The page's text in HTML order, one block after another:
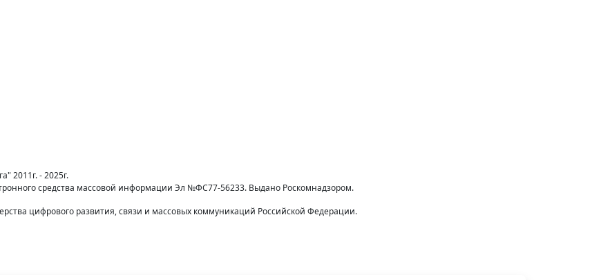
2011г. - 2025г.
средства массовой информации Эл №ФС77-56233. Выдано Роскомнадзором.
цифрового развития, связи и массовых коммуникаций Российской Федерации.